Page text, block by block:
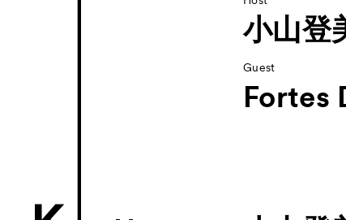
- Gallery
- Kyoto
小山登
Guest
Fortes